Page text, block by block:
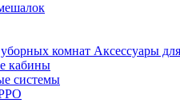
Аксессуары
кабины
системы